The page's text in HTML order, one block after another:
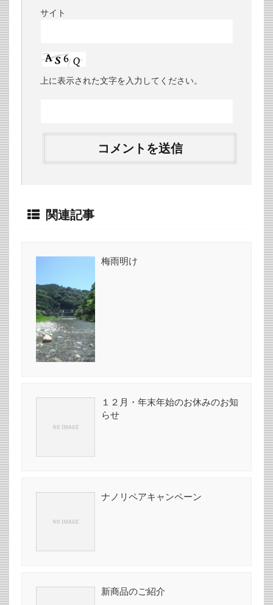
サイト
上に表示された文字を入力してください。
関連記事
梅雨明け
１２月・年末年始のお休みのお知
らせ
ナノリペアキャンペーン
新商品のご紹介